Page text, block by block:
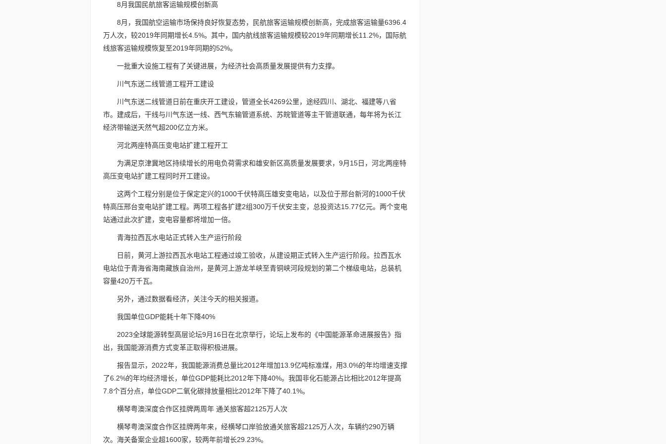
8月我国民航旅客运输规模创新高
8月，我国航空运输市场保持良好恢复态势，民航旅客运输规模创新高，完成旅客运输量6396.4
万人次，较2019年同期增长4.5%。其中，国内航线旅客运输规模较2019年同期增长11.2%，国际航
线旅客运输规模恢复至2019年同期的52%。
一批重大设施工程有了关键进展，为经济社会高质量发展提供有力支撑。
川气东送二线管道工程开工建设
川气东送二线管道日前在重庆开工建设，管道全长4269公里，途经四川、湖北、福建等八省
市。建成后，干线与川气东送一线、西气东输管道系统、苏皖管道等主干管道联通，每年将为长江
经济带输送天然气超200亿立方米。
河北两座特高压变电站扩建工程开工
为满足京津冀地区持续增长的用电负荷需求和雄安新区高质量发展要求，9月15日，河北两座特
高压变电站扩建工程同时开工建设。
这两个工程分别是位于保定定兴的1000千伏特高压雄安变电站，以及位于邢台新河的1000千伏
特高压邢台变电站扩建工程。两项工程各扩建2组300万千伏安主变，总投资达15.77亿元。两个变电
站通过此次扩建，变电容量都将增加一倍。
青海拉西瓦水电站正式转入生产运行阶段
日前，黄河上游拉西瓦水电站工程通过竣工验收，从建设期正式转入生产运行阶段。拉西瓦水
电站位于青海省海南藏族自治州，是黄河上游龙羊峡至青铜峡河段规划的第二个梯级电站，总装机
容量420万千瓦。
另外，通过数据看经济，关注今天的相关报道。
我国单位GDP能耗十年下降40%
2023全球能源转型高层论坛9月16日在北京举行，论坛上发布的《中国能源革命进展报告》指
出，我国能源消费方式变革正取得积极进展。
报告显示，2022年，我国能源消费总量比2012年增加13.9亿吨标准煤，用3.0%的年均增速支撑
了6.2%的年均经济增长，单位GDP能耗比2012年下降40%。我国非化石能源占比相比2012年提高
7.8个百分点，单位GDP二氧化碳排放量相比2012年下降了40.1%。
横琴粤澳深度合作区挂牌两周年 通关旅客超2125万人次
横琴粤澳深度合作区挂牌两年来，经横琴口岸验放通关旅客超2125万人次，车辆约290万辆
次。海关备案企业超1600家，较两年前增长29.23%。